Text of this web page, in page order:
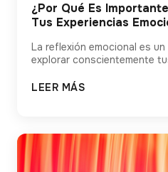
¿Por Qué Es
Tus Experiencias
La reflexión emocional es
explorar conscientemente
LEER MÁS